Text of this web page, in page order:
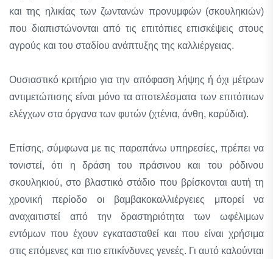
και της ηλικίας των ζωντανών προνυμφών (σκουληκιών)
που διαπιστώνονται από τις επιτόπιες επισκέψεις στους
αγρούς και του σταδίου ανάπτυξης της καλλιέργειας.
Ουσιαστικό κριτήριο για την απόφαση λήψης ή όχι μέτρων
αντιμετώπισης είναι μόνο τα αποτελέσματα των επιτόπιων
ελέγχων στα όργανα των φυτών (χτένια, άνθη, καρύδια).
Επίσης, σύμφωνα με τις παραπάνω υπηρεσίες, πρέπει να
τονιστεί, ότι η δράση του πράσινου και του ρόδινου
σκουληκιού, στο βλαστικό στάδιο που βρίσκονται αυτή τη
χρονική περίοδο οι βαμβακοκαλλιέργειες μπορεί να
αναχαιτιστεί από την δραστηριότητα των ωφέλιμων
εντόμων που έχουν εγκατασταθεί και που είναι χρήσιμα
στις επόμενες και πιο επικίνδυνες γενεές. Γι αυτό καλούνται